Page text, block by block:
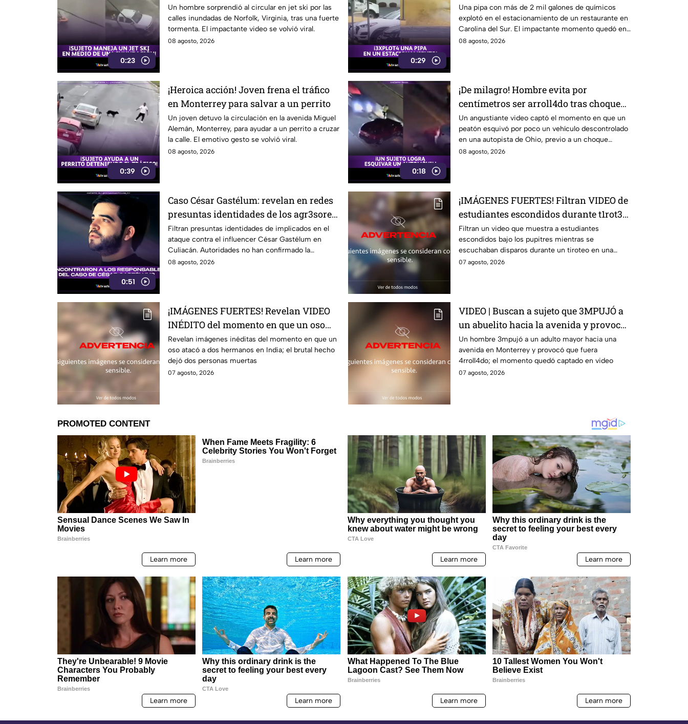
0:23
Un hombre sorprendió al circular en jet ski por las
calles inundadas de Norfolk, Virginia, tras una fuerte
tormenta. El impactante video se volvió viral.
08 agosto, 2026
0:29
restaurante
Una pipa con más de 2 mil galones de químicos
explotó en el estacionamiento de un restaurante en
Carolina del Sur. El impactante momento quedó en
video.
08 agosto, 2026
0:39
¡Heroica acción! Joven frena el tráfico
en Monterrey para salvar a un perrito
Un joven detuvo la circulación en la avenida Miguel
Alemán, Monterrey, para ayudar a un perrito a cruzar
la calle. El emotivo gesto se volvió viral.
08 agosto, 2026
0:18
¡De milagro! Hombre evita por
centímetros ser arroll4do tras choque
en autopista
Un angustiante video captó el momento en que un
peatón esquivó por poco un vehículo descontrolado
en una autopista de Ohio, previo a un choque
violento.
08 agosto, 2026
0:51
Caso César Gastélum: revelan en redes
presuntas identidades de los agr3sores
del influencer
Filtran presuntas identidades de implicados en el
ataque contra el influencer César Gastélum en
Culiacán. Autoridades no han confirmado la
información.
08 agosto, 2026
¡IMÁGENES FUERTES! Filtran VIDEO de
estudiantes escondidos durante t1rot3o
en escuela de Tailandia
Filtran un video que muestra a estudiantes
escondidos bajo los pupitres mientras se
escuchaban disparos durante un tiroteo en una
escuela de Tailandia
07 agosto, 2026
¡IMÁGENES FUERTES! Revelan VIDEO
INÉDITO del momento en que un oso
m4tó a dos hermanos
Revelan imágenes inéditas del momento en que un
oso atacó a dos hermanos en India; el brutal hecho
dejó dos personas muertas
07 agosto, 2026
VIDEO | Buscan a sujeto que 3MPUJÓ a
un abuelito hacia la avenida y provocó
que fuera 4rroll4do
Un hombre 3mpujó a un adulto mayor hacia una
avenida en Monterrey y provocó que fuera
4rroll4do; el momento quedó captado en video
07 agosto, 2026